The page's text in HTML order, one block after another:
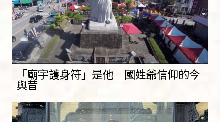
「廟宇護身符」是他 國姓爺信仰的今
與昔